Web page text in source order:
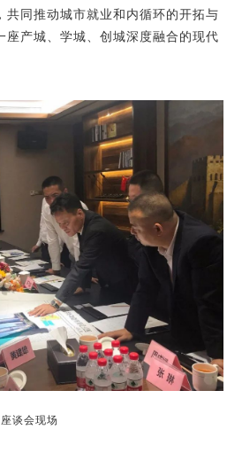
共同推动城市就业和 内循环的开拓与
座产城、学城、创城深度融合的现代
座谈会现场